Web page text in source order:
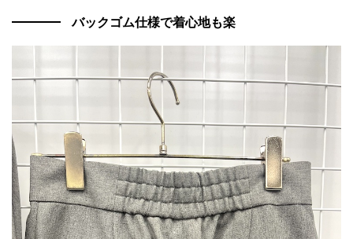
バックゴム仕様で着心地も楽